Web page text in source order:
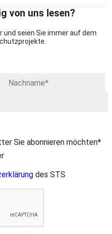
von uns lesen?
und seien Sie immer auf dem
Sie abonnieren möchten*
des STS